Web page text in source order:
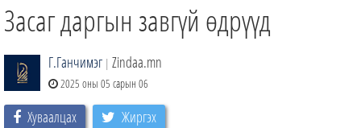
ӨГЛӨӨНИЙ СОНИН
АУДИО ЗОХИОЛ
ЗИНДАА СЭТГҮҮЛ
Засаг даргын завгүй өдрүүд
Г.Ганчимэг | Zindaa.mn
2025 оны 05 сарын 06
Хуваалцах Жиргэх